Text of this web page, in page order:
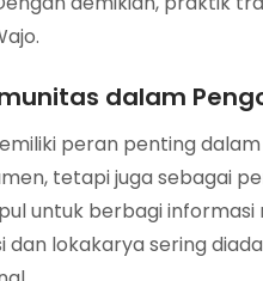
dalam
peran penting
tetapi juga sebagai
untuk berbagi
dan lokakarya sering